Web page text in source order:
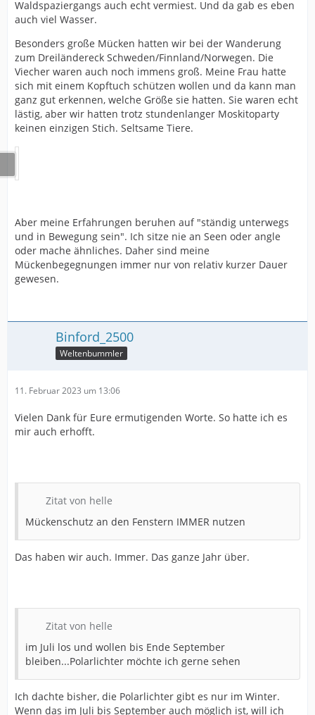
Waldspaziergangs auch echt vermiest. Und da gab es eben
auch viel Wasser.
Besonders große Mücken hatten wir bei der Wanderung
zum Dreiländereck Schweden/Finnland/Norwegen. Die
Viecher waren auch noch immens groß. Meine Frau hatte
sich mit einem Kopftuch schützen wollen und da kann man
ganz gut erkennen, welche Größe sie hatten. Sie waren echt
lästig, aber wir hatten trotz stundenlanger Moskitoparty
keinen einzigen Stich. Seltsame Tiere.
Aber meine Erfahrungen beruhen auf "ständig unterwegs
und in Bewegung sein". Ich sitze nie an Seen oder angle
oder mache ähnliches. Daher sind meine
Mückenbegegnungen immer nur von relativ kurzer Dauer
gewesen.
Binford_2500
Weltenbummler
11. Februar 2023 um 13:06
Vielen Dank für Eure ermutigenden Worte. So hatte ich es
mir auch erhofft.
Zitat von helle
Mückenschutz an den Fenstern IMMER nutzen
Das haben wir auch. Immer. Das ganze Jahr über.
Zitat von helle
im Juli los und wollen bis Ende September
bleiben...Polarlichter möchte ich gerne sehen
Ich dachte bisher, die Polarlichter gibt es nur im Winter.
Wenn das im Juli bis September auch möglich ist, will ich